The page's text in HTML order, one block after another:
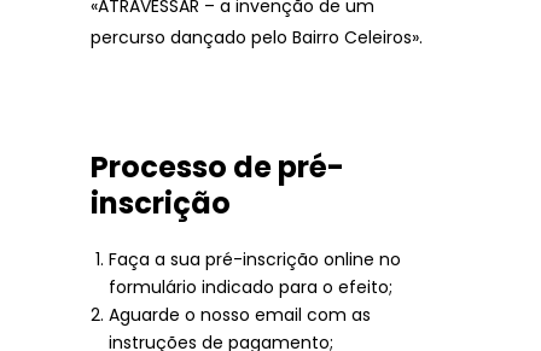
«ATRAVESSAR – a invenção de um
percurso dançado pelo Bairro Celeiros».
Processo de pré-
inscrição
Faça a sua pré-inscrição online no
formulário indicado para o efeito;
Aguarde o nosso email com as
instruções de pagamento;